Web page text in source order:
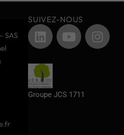
SAS
SUIVEZ-NOUS
Groupe JCS 1711